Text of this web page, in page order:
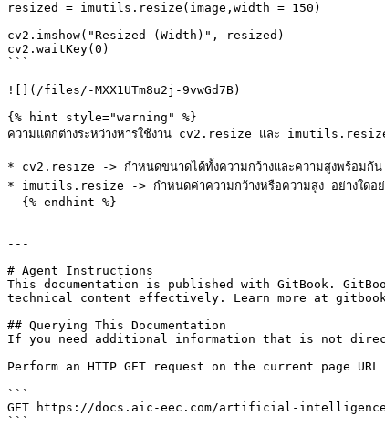
resized = imutils.resize(image,width = 150)
cv2.imshow("Resized (Width)", resized)
cv2.waitKey(0)
```
![](/files/-MXX1UTm8u2j-9vwGd7B)
{% hint style="warning" %}
ความแตกต่างระหว่างหารใช้งาน cv2.resize และ
* cv2.resize -> กำหนดขนาดได้ทั้งความกว้างและความสูงพร้อมกัน
* imutils.resize -> กำหนดค่าความกว้างหรือความสูง อย่างใดอย่
---
# Agent Instructions
This documentation is published with GitBook.
technical content effectively. Learn more at
## Querying This Documentation
If you need additional information that is not
Perform an HTTP GET request on the current page
```
GET https://docs.aic-eec.com/artificial-intelligence-
```